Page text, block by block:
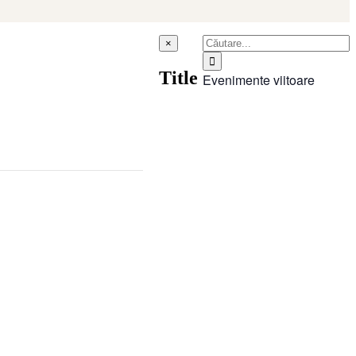
Search
for:
Evenimente viitoare
Close
product
view
×
Title